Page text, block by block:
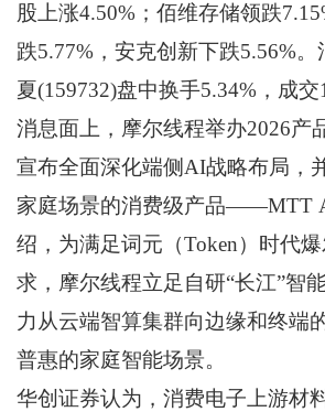
股上涨4.50%；佰维存储领跌
跌5.77%，安克创新下跌5.56%
夏(159732)盘中换手5.34%，成交
消息面上，摩尔线程举办2026产
宣布全面深化端侧AI战略布局，
家庭场景的消费级产品——MTT
绍，为满足词元（Token）时代
求，摩尔线程立足自研“长江”智
力从云端智算集群向边缘和终端
普惠的家庭智能场景。
华创证券认为，消费电子上游材